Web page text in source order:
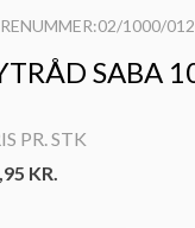
1000/
SABA
PR. STK
KR.